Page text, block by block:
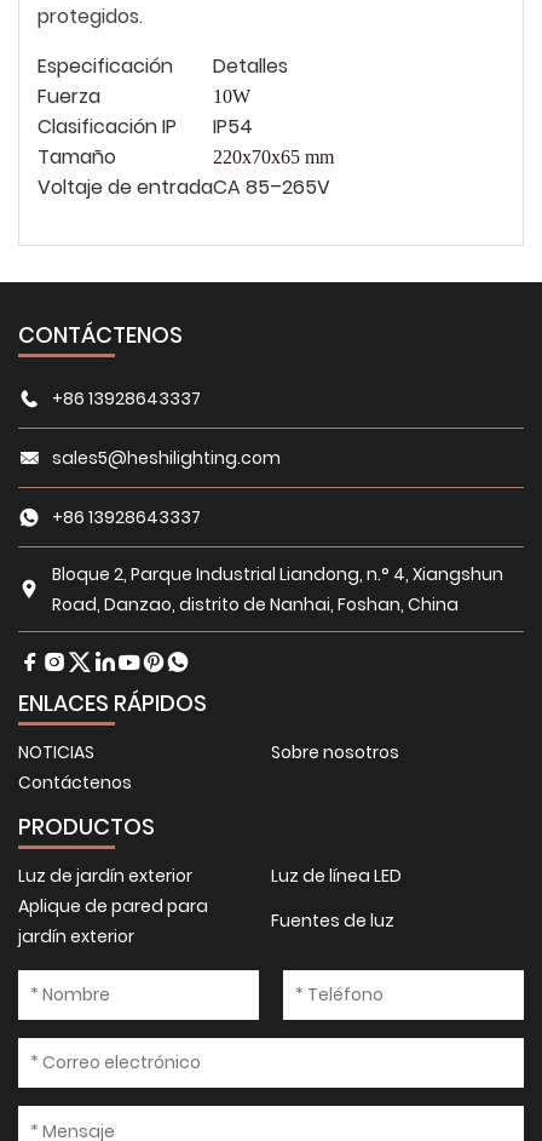
protegidos.
Especificación
Detalles
Fuerza
10W
Clasificación IP
IP54
Tamaño
220x70x65 mm
Voltaje de entradaCA 85–265V
CONTÁCTENOS
+86 13928643337
sales5@heshilighting.com
+86 13928643337
Bloque 2, Parque Industrial Liandong, n.° 4, Xiangshun
Road, Danzao, distrito de Nanhai, Foshan, China
ENLACES RÁPIDOS
NOTICIAS
Sobre nosotros
Contáctenos
PRODUCTOS
Luz de jardín exterior
Luz de línea LED
Aplique de pared para
jardín exterior
Fuentes de luz